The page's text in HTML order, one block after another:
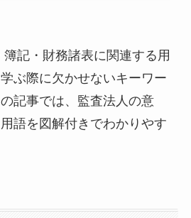
簿記・財務諸表に関連する用
ぶ際に欠かせないキーワー
記事では、監査法人の意
語を図解付きでわかりやす